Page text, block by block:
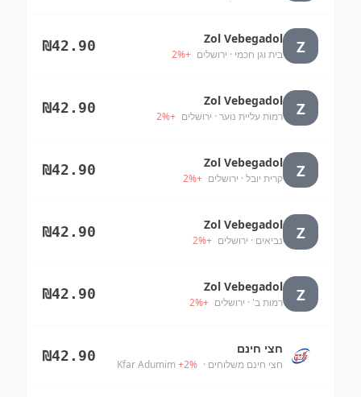
Z
Zol Vebegadol
בית וגן חכמי · ירושלים +
2%
₪42.90
Z
Zol Vebegadol
רמות עליית נוער · ירושלים +
2%
₪42.90
Z
Zol Vebegadol
קרית יובל · ירושלים +
2%
₪42.90
Z
Zol Vebegadol
נביאים · ירושלים +
2%
₪42.90
Z
Zol Vebegadol
רמות ב' · ירושלים +
2%
₪42.90
חצי חינם
חצי חינם משלוחים · Kfar Adumim
+2%
₪42.90